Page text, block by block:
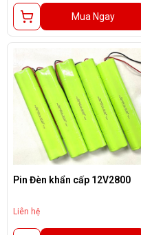
Mua Ngay
Pin Đèn khẩn cấp 12V2800
Liên hệ